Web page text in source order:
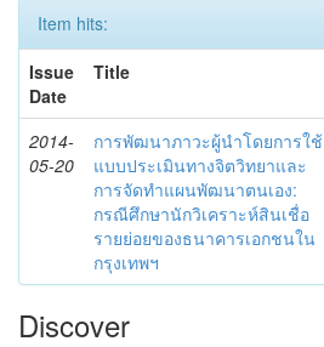
Item hits:
Issue
Date
Title
2014-
05-20
การพัฒนาภาวะผู้นำโดยการใช้
แบบประเมินทางจิตวิทยาและ
การจัดทำแผนพัฒนาตนเอง:
กรณีศึกษานักวิเคราะห์สินเชื่อ
รายย่อยของธนาคารเอกชนใน
กรุงเทพฯ
Discover